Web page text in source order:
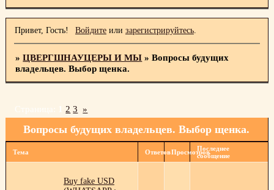
Привет, Гость! Войдитеили зарегистрируйтесь.
»ЦВЕРГШНАУЦЕРЫ И МЫ »Вопросы будущих
владельцев. Выбор щенка.
Вопросы будущих владельцев. Выбор щенка.
Страница: 1 2 3 »
Тема ОтветовПросмотровПоследнее
сообщение
Buy fake USD